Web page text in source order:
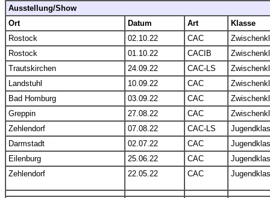
Ausstellung/Show
Ort
Datum Art
Klasse
Rostock
02.10.22 CAC
Rostock
01.10.22 CACIB
Trautskirchen
24.09.22 CAC-LS
Landstuhl
10.09.22 CAC
Bad Homburg
03.09.22 CAC
Greppin
27.08.22 CAC
Zehlendorf
07.08.22 CAC-LS
Darmstadt
02.07.22 CAC
Eilenburg
25.06.22 CAC
Zehlendorf
22.05.22 CAC